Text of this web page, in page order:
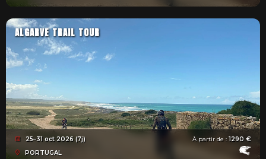
ALGARVE TRAIL TOUR
25–31 oct 2026 (7j)
PORTUGAL
À partir de : 1290 €